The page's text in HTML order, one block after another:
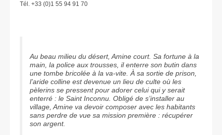
Tél. +33 (0)1 55 94 91 70
Au beau milieu du désert, Amine court. Sa fortune à la
main, la police aux trousses, il enterre son butin dans
une tombe bricolée à la va-vite. À sa sortie de prison,
l’aride colline est devenue un lieu de culte où les
pèlerins se pressent pour adorer celui qui y serait
enterré : le Saint Inconnu. Obligé de s’installer au
village, Amine va devoir composer avec les habitants
sans perdre de vue sa mission première : récupérer
son argent.